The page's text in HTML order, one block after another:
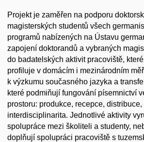
Projekt je zaměřen na podporu
magisterských studentů všech
programů nabízených na Ústavu
zapojení doktorandů a vybraných
do badatelských aktivit pracoviště,
profiluje v domácím i mezinárodním
k výzkumu současného jazyka a
které podmiňují fungování písemnictví
prostoru: produkce, recepce, distribuce,
interdisciplinarita. Jednotlivé aktivity
spolupráce mezi školiteli a studenty,
doplňují spolupráci pracoviště s